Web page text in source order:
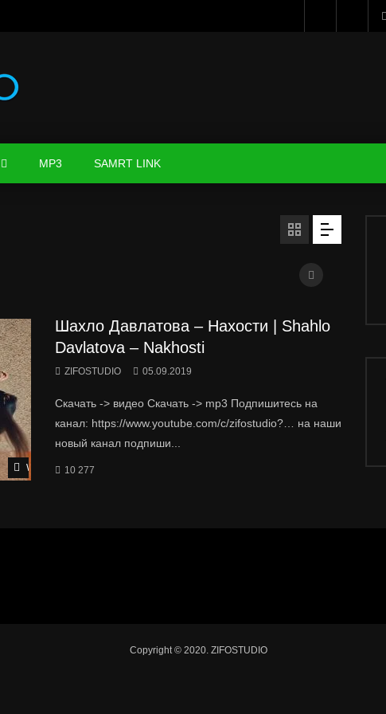
MP3 SAMRT LINK
Watch Later
Шахло Давлатова – Нахости | Shahlo
Davlatova – Nakhosti
ZIFOSTUDIO 05.09.2019
Скачать -> видео Скачать -> mp3 Подпишитесь на
канал: https://www.youtube.com/c/zifostudio?… на наши
новый канал подпиши...
10 277
Copyright © 2020. ZIFOSTUDIO